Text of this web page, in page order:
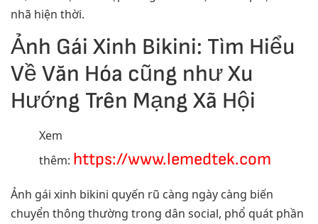
nhã hiện thời.
Ảnh Gái Xinh Bikini: Tìm Hiểu
Về Văn Hóa cũng như Xu
Hướng Trên Mạng Xã Hội
Xem
thêm: https://www.lemedtek.com
Ảnh gái xinh bikini quyến rũ càng ngày càng biến
chuyển thông thường trong dân social, phổ quát phần